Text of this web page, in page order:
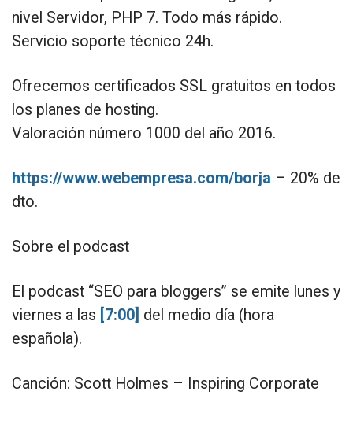
nivel Servidor, PHP 7. Todo más rápido.
Servicio soporte técnico 24h.
Ofrecemos certificados SSL gratuitos en todos
los planes de hosting.
Valoración número 1000 del año 2016.
https://www.webempresa.com/borja – 20% de
dto.
Sobre el podcast
El podcast “SEO para bloggers” se emite lunes y
viernes a las [7:00] del medio día (hora
española).
Canción: Scott Holmes – Inspiring Corporate